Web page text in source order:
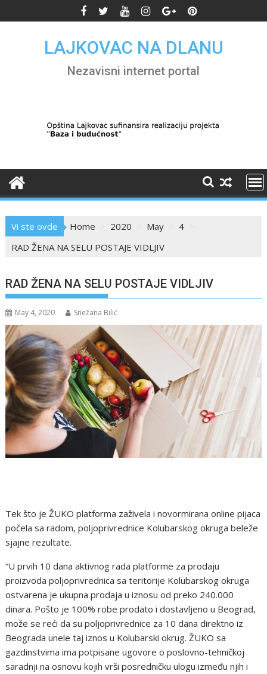
to
LAJKOVAC NA DLANU
Nezavisni internet portal
Vi ste ovde Home 2020 May
4
RAD ŽENA NA SELU POSTAJE VIDLJIV
RAD ŽENA NA SELU POSTAJE VIDLJIV
May 4, 2020 Snežana Bilić
Tek što je ŽUKO platforma zaživela i novormirana online pijaca
počela sa radom, poljoprivrednice Kolubarskog okruga beleže
sjajne rezultate.
“U prvih 10 dana aktivnog rada platforme za prodaju
proizvoda poljoprivrednica sa teritorije Kolubarskog okruga
ostvarena je ukupna prodaja u iznosu od preko 240.000
dinara. Pošto je 100% robe prodato i dostavljeno u Beograd,
može se reći da su poljoprivrednice za 10 dana direktno iz
Beograda unele taj iznos u Kolubarski okrug. ŽUKO sa
gazdinstvima ima potpisane ugovore o poslovno-tehničkoj
saradnji na osnovu kojih vrši posredničku ulogu između njih i